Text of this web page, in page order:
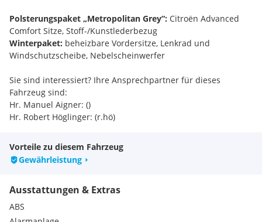
Polsterungspaket „Metropolitan Grey“: Citroën Advanced
Comfort Sitze, Stoff-/Kunstlederbezug
Winterpaket: beheizbare Vordersitze, Lenkrad und
Windschutzscheibe, Nebelscheinwerfer
Sie sind interessiert? Ihre Ansprechpartner für dieses
Fahrzeug sind:
Hr. Manuel Aigner: ()
Hr. Robert Höglinger: (r.hö)
Finanzierungsmöglichkeiten über die Stellantis-Bank sowie
Eintausch aller Marken und Modelle. Wir freuen uns, Sie
beim größten privaten Stellantis-Händler in Österreich
Vorbehaltlich Druck und Schreibfehler
Serienausstattungen:
Heckscheibenwischer
Vorteile zu diesem Fahrzeug
Gewährleistung
Ausstattungen & Extras
ABS